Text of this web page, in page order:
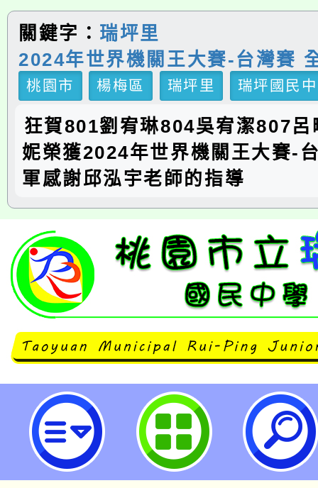
關鍵字： 瑞坪里
2024年世界機關王大賽-台灣賽
桃園市 楊梅區 瑞坪里 瑞坪國民
狂賀801劉宥琳804吳宥潔807
妮榮獲2024年世界機關王大賽-
軍感謝邱泓宇老師的指導️
桃園市立瑞坪國民中學